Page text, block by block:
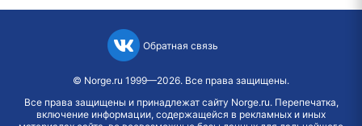
Обратная связь
© Norge.ru 1999—2026. Все права защищены.
Все права защищены и принадлежат сайту Norge.ru. Перепечатка,
включение информации, содержащейся в рекламных и иных